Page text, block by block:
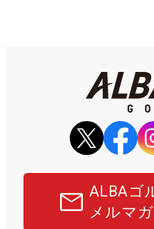
ALBAゴ
メルマ